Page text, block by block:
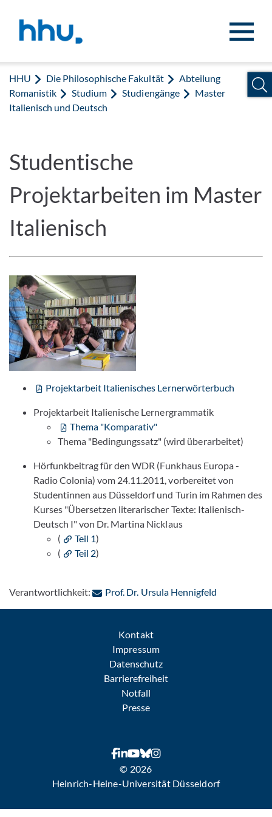
HHU Die Philosophische Fakultät
Abteilung
Romanistik
Studium Studiengänge
Master
Italienisch und Deutsch
Studentische
Projektarbeiten im Master
Italienisch
Projektarbeit Italienisches Lernerwörterbuch
Projektarbeit Italienische Lernergrammatik
Thema "Komparativ"
Thema "Bedingungssatz" (wird überarbeitet)
Hörfunkbeitrag für den WDR (Funkhaus Europa -
Radio Colonia) vom 24.11.2011, vorbereitet von
Studentinnen aus Düsseldorf und Turin im Rahmen des
Kurses "Übersetzen literarischer Texte: Italienisch-
Deutsch I" von Dr. Martina Nicklaus
(
Teil 1)
(
Teil 2)
Verantwortlichkeit: Prof. Dr. Ursula Hennigfeld: Per E-Mail
Kontakt
Impressum
Datenschutz
Barrierefreiheit
Notfall
Presse
© 2026
Heinrich-Heine-Universität Düsseldorf